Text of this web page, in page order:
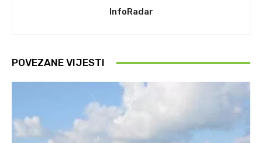
InfoRadar
POVEZANE VIJESTI